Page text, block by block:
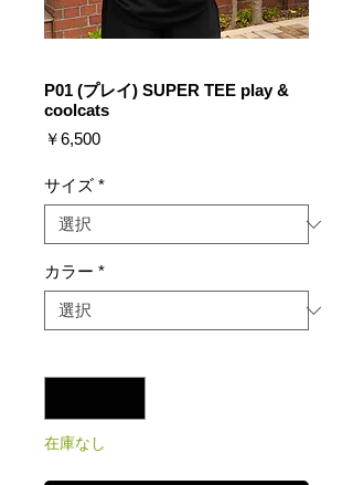
P01 (プレイ) SUPER TEE play &
coolcats
￥6,500価
サイズ *
カラー *
在庫なし